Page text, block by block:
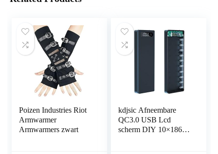
Poizen Industries Riot
Armwarmer
Armwarmers zwart
kdjsic Afneembare
QC3.0 USB Lcd
scherm DIY 10×18650